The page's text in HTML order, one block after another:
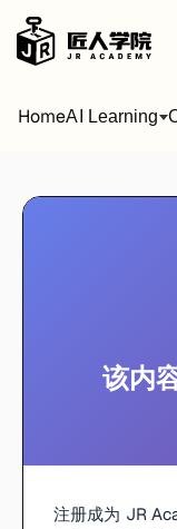
HomeAI Learning
该内
注册成为 JR